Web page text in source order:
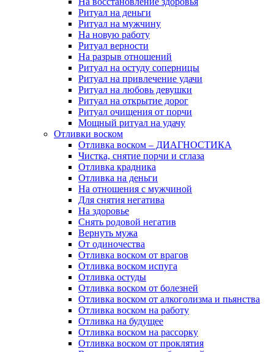
Ритуал на деньги
Ритуал на мужчину
На новую работу
Ритуал верности
На разрыв отношений
Ритуал на остуду соперницы
Ритуал на привлечение удачи
Ритуал на любовь девушки
Ритуал на открытие дорог
Ритуал очищения от порчи
Мощный ритуал на удачу
Отливки воском
Отливка воском – ДИАГНОСТИКА
Чистка, снятие порчи и сглаза
Отливка крадника
Отливка на деньги
На отношения с мужчиной
Для снятия негатива
На здоровье
Снять родовой негатив
Вернуть мужа
От одиночества
Отливка воском от врагов
Отливка воском испуга
Отливка остуды
Отливка воском от болезней
Отливка воском от алкоголизма и пьянства
Отливка воском на работу
Отливка на будущее
Отливка воском на рассорку
Отливка воском от проклятия